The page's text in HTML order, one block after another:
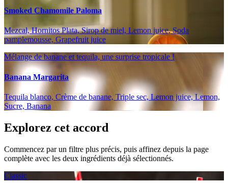
Smoked Chamomile Paloma
Mezcal, Hornitos Plata, Sirop de miel, Lemon juice, Soda
pamplemousse, Grapefruit juice
Mélange de banane et tequila, une surprise tropicale !
Banana Margarita
Tequila blanco, Crème de banane, Triple sec, Lemon juice, Lemon,
Sucre, Banana
Explorez cet accord
Commencez par un filtre plus précis, puis affinez depuis la page
complète avec les deux ingrédients déjà sélectionnés.
Classic